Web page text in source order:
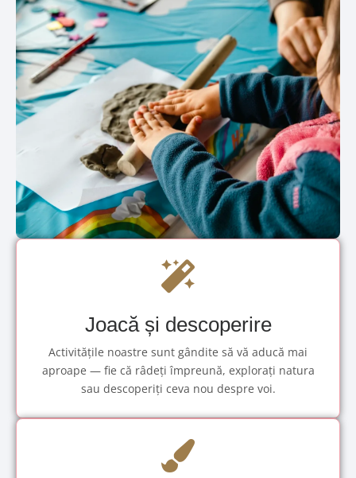
Joacă și descoperire
Activitățile noastre sunt gândite să vă aducă mai
aproape — fie că râdeți împreună, explorați natura
sau descoperiți ceva nou despre voi.